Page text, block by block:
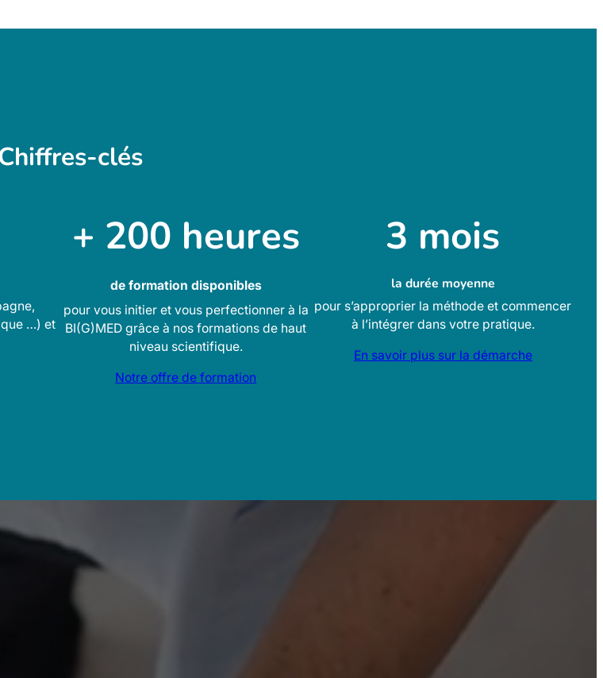
clés
…) et
+ 200 heures
de formation disponibles
pour vous initier et vous perfectionner à la
BI(G)MED grâce à nos formations de haut
niveau scientifique.
Notre offre de formation
3 mois
la durée moyenne
pour s’approprier la méthode et commencer
à l’intégrer dans votre pratique.
En savoir plus sur la démarche